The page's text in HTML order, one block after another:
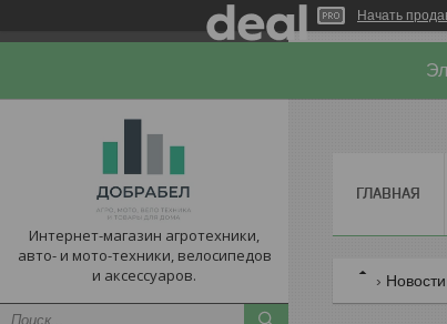
Начать
Интернет-магазин агротехники,
авто- и мото-техники, велосипедов
и аксессуаров.
ГЛАВНАЯ
Новости